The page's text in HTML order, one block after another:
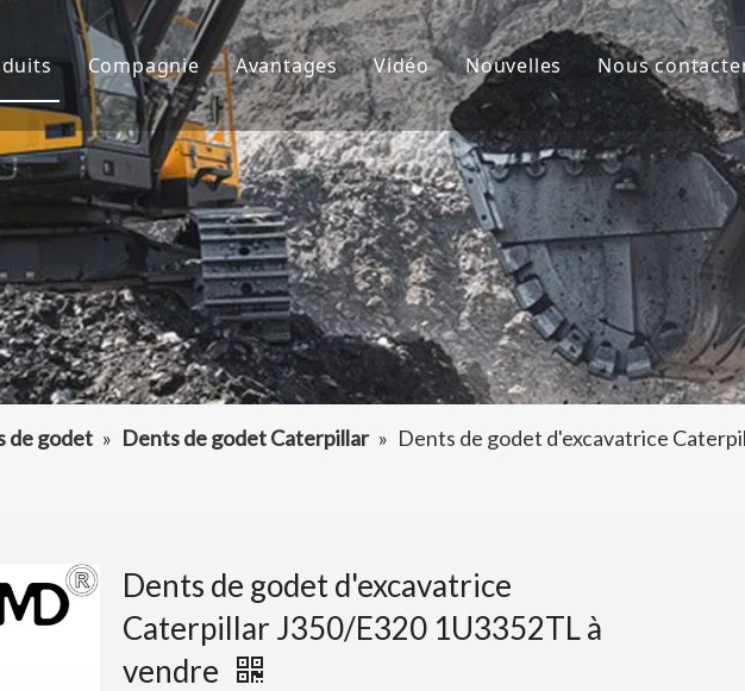
de godet
d'excavatrice
de dents de godet
accessoires d'excavatrice
Compagnie
À propos de nous
Culture
FAQ
Avantages
R&D
Production
Service
Vidéo Nouvelles
Nouvelles de la société
Projets
Nous
de godet » Dents de godet Caterpillar » Dents de godet d'excavatrice
Dents de godet d'excavatrice
Caterpillar J350/E320 1U3352TL à
vendre